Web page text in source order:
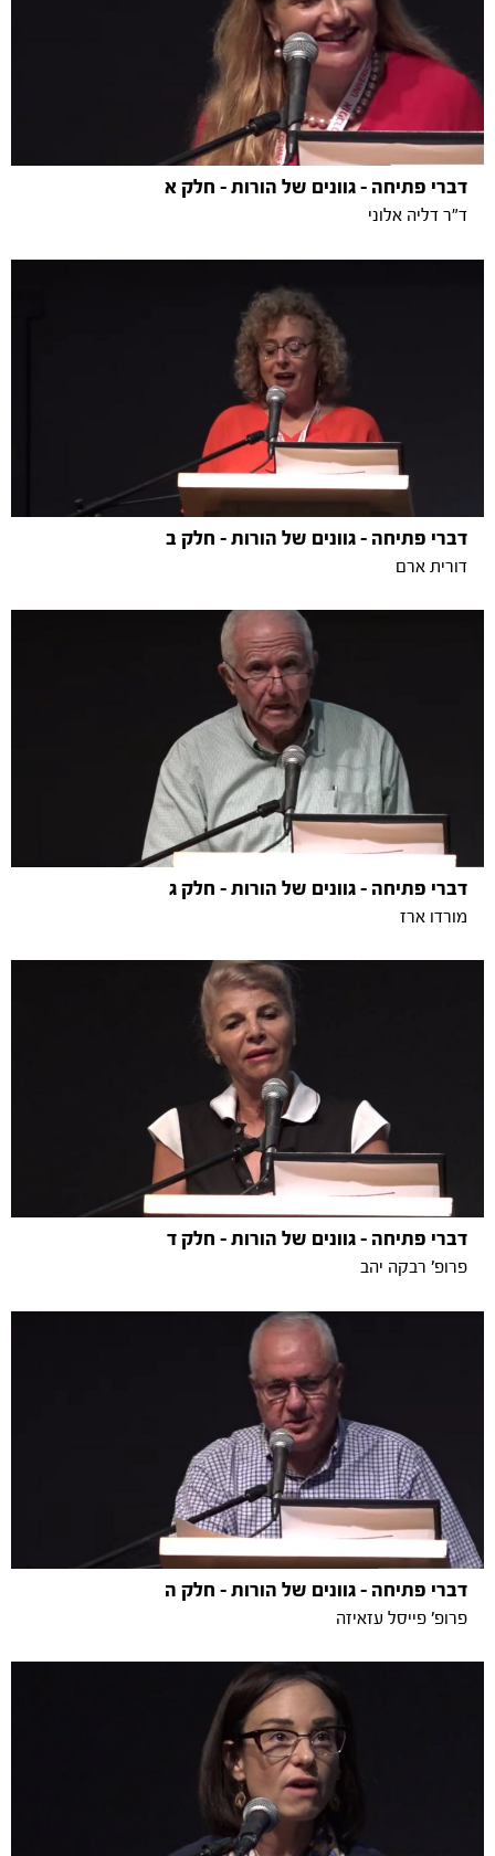
דברי פתיחה - גוונים של הורות - חלק א
ד"ר דליה אלוני
דברי פתיחה - גוונים של הורות - חלק ב
דורית ארם
דברי פתיחה - גוונים של הורות - חלק ג
מורדו ארז
דברי פתיחה - גוונים של הורות - חלק ד
פרופ' רבקה יהב
דברי פתיחה - גוונים של הורות - חלק ה
פרופ' פייסל עזאיזה